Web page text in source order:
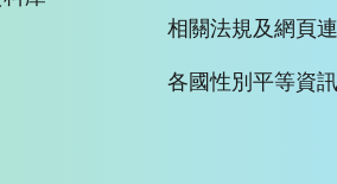
相關法規及網頁
各國性別平等資訊